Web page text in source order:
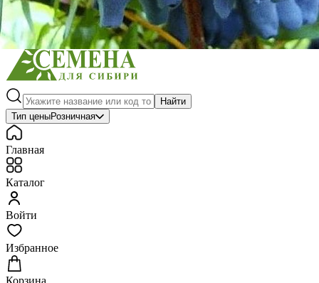
Средства защиты, удобрения, добавки, химия
Обустройство сада, декор
Найти
Тип ценыРозничная
Главная
Каталог
Войти
Избранное